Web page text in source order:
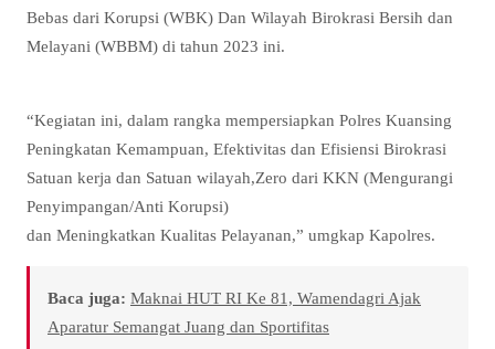
Bebas dari Korupsi (WBK) Dan Wilayah Birokrasi Bersih dan
Melayani (WBBM) di tahun 2023 ini.
“Kegiatan ini, dalam rangka mempersiapkan Polres Kuansing
Peningkatan Kemampuan, Efektivitas dan Efisiensi Birokrasi
Satuan kerja dan Satuan wilayah,Zero dari KKN (Mengurangi
Penyimpangan/Anti Korupsi)
dan Meningkatkan Kualitas Pelayanan,” umgkap Kapolres.
Baca juga: Maknai HUT RI Ke 81, Wamendagri Ajak
Aparatur Semangat Juang dan Sportifitas